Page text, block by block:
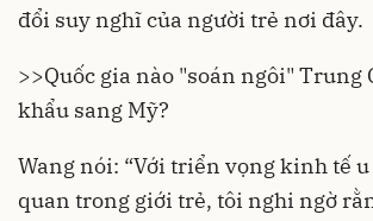
đổi suy nghĩ của người trẻ nơi đây.
>>Quốc gia nào "soán ngôi" Trung
khẩu sang Mỹ?
Wang nói: “Với triển vọng kinh tế
quan trong giới trẻ, tôi nghi ngờ